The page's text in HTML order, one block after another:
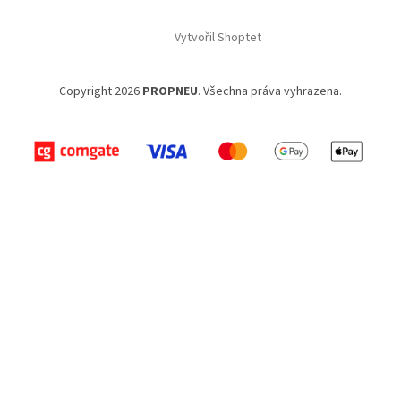
Vytvořil Shoptet
Copyright 2026 PROPNEU. Všechna práva vyhrazena.